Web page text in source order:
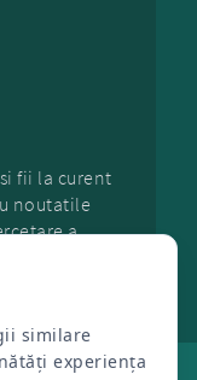
fii la curent
noutatile
a
similare
experiența